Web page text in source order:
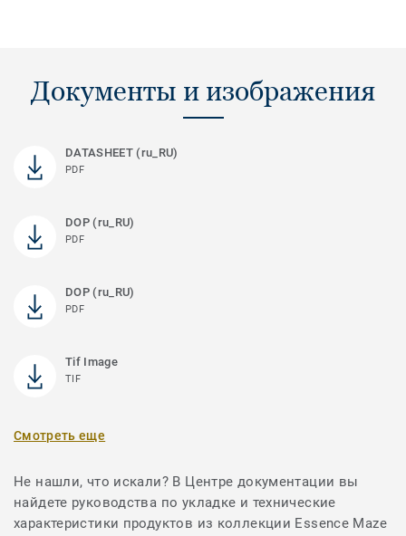
Документы и изображения
DATASHEET (ru_RU)
PDF
DOP (ru_RU)
PDF
DOP (ru_RU)
PDF
Tif Image
TIF
Смотреть еще
Не нашли, что искали? В Центре документации вы
найдете руководства по укладке и технические
характеристики продуктов из коллекции Essence Maze